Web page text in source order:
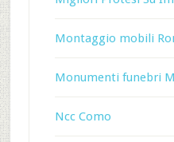
Montaggio mobili
Monumenti funebri
Ncc Como